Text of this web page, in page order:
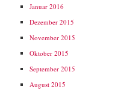
Januar 2016
Dezember 2015
November 2015
Oktober 2015
September 2015
August 2015